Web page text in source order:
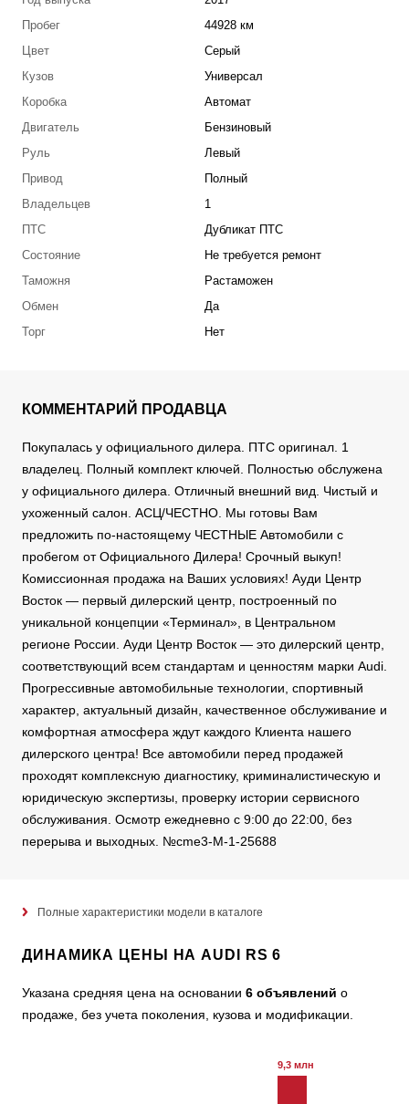
Пробег
44928 км
Цвет
Серый
Кузов
Универсал
Коробка
Автомат
Двигатель
Бензиновый
Руль
Левый
Привод
Полный
Владельцев
1
ПТС
Дубликат ПТС
Состояние
Не требуется ремонт
Таможня
Растаможен
Обмен
Да
Торг
Нет
КОММЕНТАРИЙ ПРОДАВЦА
Покупалась у официального дилера. ПТС оригинал. 1
владелец. Полный комплект ключей. Полностью обслужена
у официального дилера. Отличный внешний вид. Чистый и
ухоженный салон. АСЦ/ЧЕСТНО. Мы готовы Вам
предложить по-настоящему ЧЕСТНЫЕ Автомобили с
пробегом от Официального Дилера! Срочный выкуп!
Комиссионная продажа на Ваших условиях! Ауди Центр
Восток — первый дилерский центр, построенный по
уникальной концепции «Терминал», в Центральном
регионе России. Ауди Центр Восток — это дилерский центр,
соответствующий всем стандартам и ценностям марки Audi.
Прогрессивные автомобильные технологии, спортивный
характер, актуальный дизайн, качественное обслуживание и
комфортная атмосфера ждут каждого Клиента нашего
дилерского центра! Все автомобили перед продажей
проходят комплексную диагностику, криминалистическую и
юридическую экспертизы, проверку истории сервисного
обслуживания. Осмотр ежедневно с 9:00 до 22:00, без
перерыва и выходных. №cme3-M-1-25688
Полные характеристики модели в каталоге
ДИНАМИКА ЦЕНЫ НА AUDI RS 6
Указана средняя цена на основании 6 объявлений о
продаже, без учета поколения, кузова и модификации.
9,3 млн